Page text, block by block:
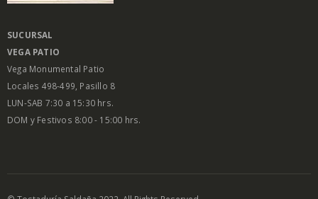
SUCURSAL
VEGA PATIO
Vega Monumental Patio
Locales 498-499, Pasillo 8
LUN-SAB 7:30 a 15:30 hrs.
DOM y Festivos 8:00 - 15:00 hrs.